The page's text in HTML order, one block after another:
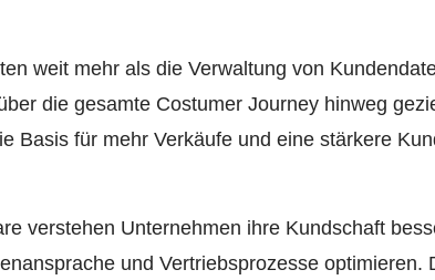
weit mehr als die Verwaltung von
die gesamte Costumer Journey hinweg
Basis für mehr Verkäufe und eine stärkere
verstehen Unternehmen ihre Kundschaft
und Vertriebsprozesse optimieren.